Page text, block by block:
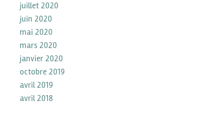
juillet 2020
juin 2020
mai 2020
mars 2020
janvier 2020
octobre 2019
avril 2019
avril 2018